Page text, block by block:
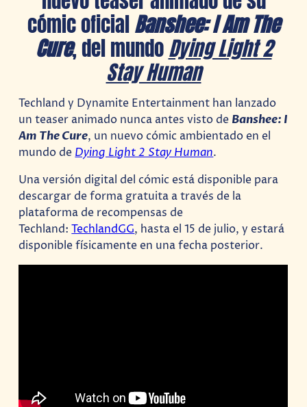
cómic oficialBanshee: I Am The
Cure, del mundoDying Light 2
Stay Human
Techland y Dynamite Entertainment han lanzado
un teaser animado nunca antes visto de Banshee: I
Am The Cure, un nuevo cómic ambientado en el
mundo de Dying Light 2 Stay Human.
Una versión digital del cómic está disponible para
descargar de forma gratuita a través de la
plataforma de recompensas de
Techland:TechlandGG, hasta el 15 de julio, y estará
disponible físicamente en una fecha posterior.